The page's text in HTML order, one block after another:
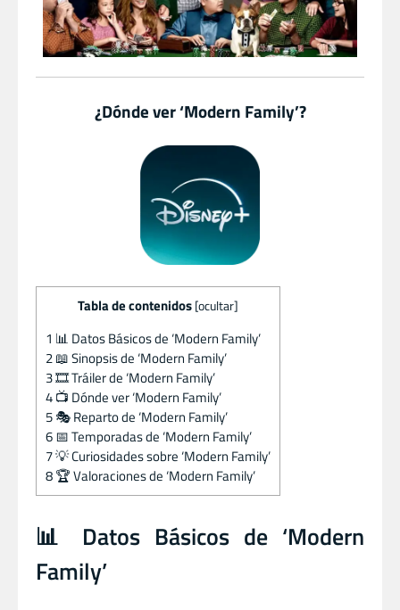
¿Dónde ver ‘Modern Family’?
Tabla de contenidos [ocultar]
1 📊 Datos Básicos de ‘Modern Family’
2📖 Sinopsis de ‘Modern Family’
3🎞️ Tráiler de ‘Modern Family’
4📺 Dónde ver ‘Modern Family’
5🎭 Reparto de ‘Modern Family’
6📅 Temporadas de ‘Modern Family’
7💡 Curiosidades sobre ‘Modern Family’
8🏆 Valoraciones de ‘Modern Family’
📊 Datos Básicos de ‘Modern
Family’